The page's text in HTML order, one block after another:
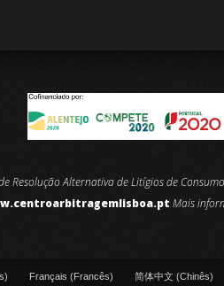
Alternativa de Litígios de
Mais
) Français (Francês) 简体中文 (Chinês)